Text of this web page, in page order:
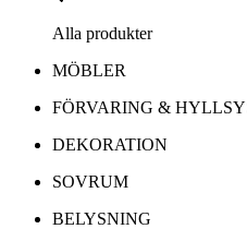
Alla produkter
MÖBLER
FÖRVARING &
DEKORATION
SOVRUM
BELYSNING